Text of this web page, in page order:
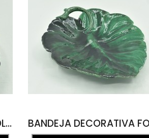
BANDEJA DECORATIVA FOLHA P ST VERDE OCEANO 23,6L X 32,7C X 6,3A